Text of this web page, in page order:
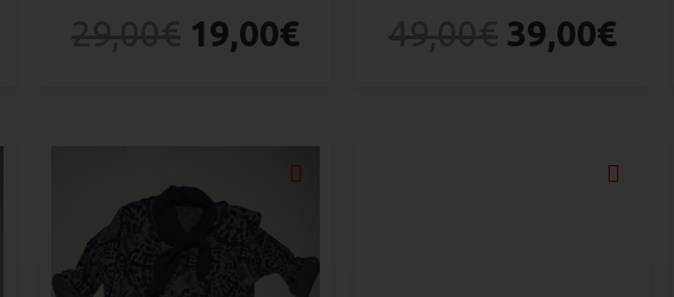
19,00€ 39,00€